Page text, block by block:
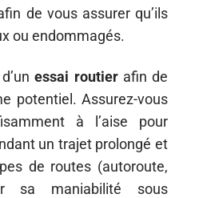
de vous assurer qu’ils
ou endommagés.
essai routierafin de
potentiel. Assurez-vous
à l’aise pour
un trajet prolongé et
de routes (autoroute,
sa maniabilité sous